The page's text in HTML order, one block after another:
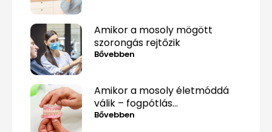
Amikor a mosoly mögött
szorongás rejtőzik
Bővebben
Amikor a mosoly életmóddá
válik – fogpótlás
közérthetően, tabuk nélkül
Bővebben